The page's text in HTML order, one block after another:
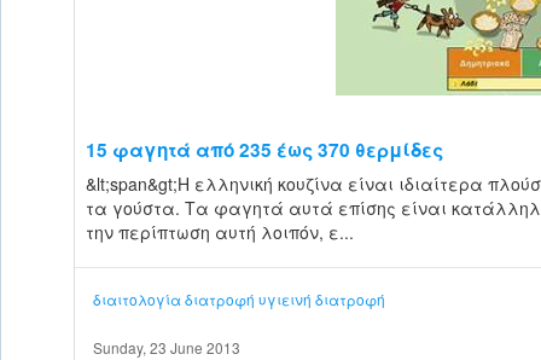
15 φαγητά από 235 έως 370 θερμίδες
&lt;span&gt;H ελληνική κουζίνα είναι ιδιαίτερα
τα γούστα. Tα φαγητά αυτά επίσης είναι
την περίπτωση αυτή λοιπόν, ε...
διαιτολογίαδιατροφή υγιεινή διατροφή
Sunday, 23 June 2013